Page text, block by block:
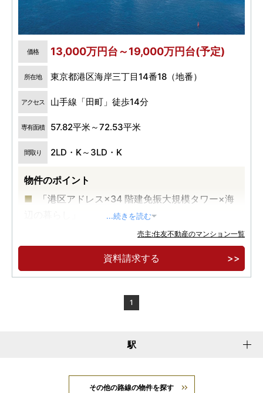
価格 13,000万円台～19,000万円台(予定)
所在地 東京都港区海岸三丁目14番18（地番）
アクセス 山手線「田町」徒歩14分
専有面積 57.82平米～72.53平米
間取り 2LD・K～3LD・K
物件のポイント
「港区アドレス×34 階建免振大規模タワー×海
「芝浦ふ頭」駅徒歩５分 JR 山手線を含む 3 駅
5 路線 都心の主要エリアが直通 10 分圏内
...続きを読む
売主:住友不動産のマンション一覧
資料請求する
1
駅
その他の路線の物件を探す